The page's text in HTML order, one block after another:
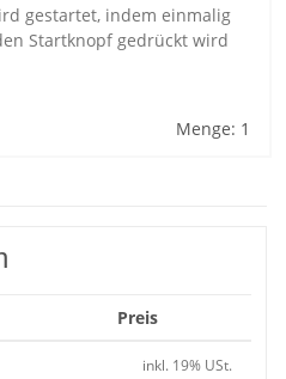
gestartet, indem einmalig
Startknopf gedrückt wird
Menge: 1
Preis
inkl. 19% USt.